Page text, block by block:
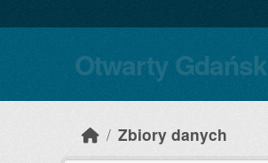
Otwarty Gdańsk
Zbiory danych